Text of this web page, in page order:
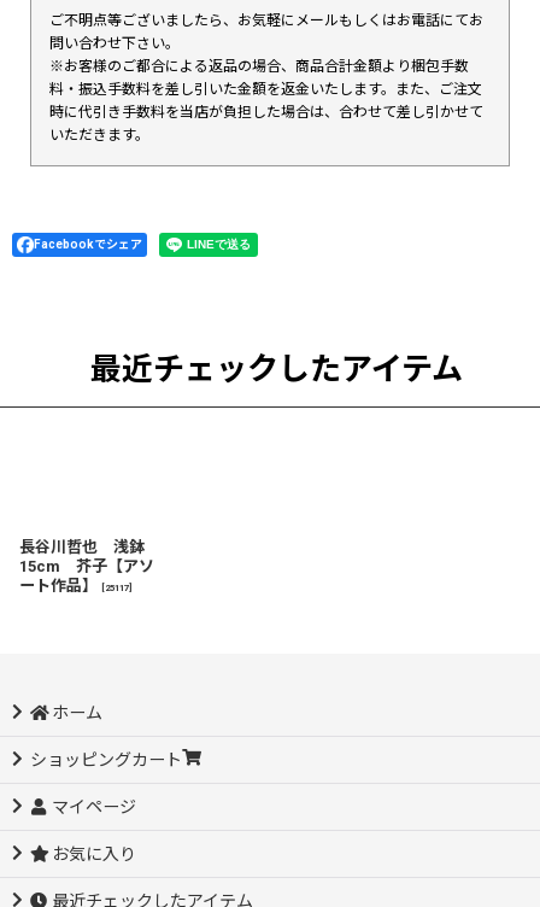
ご不明点等ございましたら、お気軽にメールもしくはお電話にてお
問い合わせ下さい。
※お客様のご都合による返品の場合、商品合計金額より梱包手数
料・振込手数料を差し引いた金額を返金いたします。また、ご注文
時に代引き手数料を当店が負担した場合は、合わせて差し引かせて
いただきます。
Facebookでシェア
最近チェックしたアイテム
長谷川哲也 浅鉢
15cm 芥子【アソ
ート作品】
25117
ホーム
ショッピングカート
マイページ
お気に入り
最近チェックしたアイテム